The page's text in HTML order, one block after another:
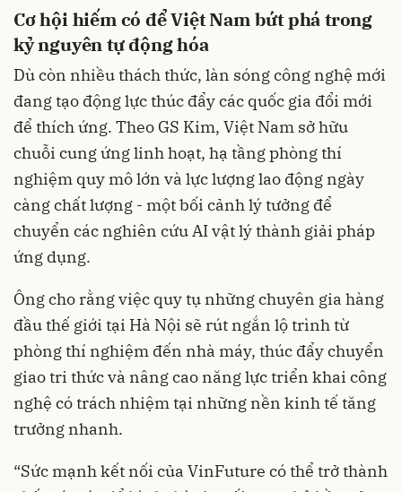
Cơ hội hiếm có để Việt Nam bứt phá trong
kỷ nguyên tự động hóa
Dù còn nhiều thách thức, làn sóng công nghệ mới
đang tạo động lực thúc đẩy các quốc gia đổi mới
để thích ứng. Theo GS Kim, Việt Nam sở hữu
chuỗi cung ứng linh hoạt, hạ tầng phòng thí
nghiệm quy mô lớn và lực lượng lao động ngày
càng chất lượng - một bối cảnh lý tưởng để
chuyển các nghiên cứu AI vật lý thành giải pháp
ứng dụng.
Ông cho rằng việc quy tụ những chuyên gia hàng
đầu thế giới tại Hà Nội sẽ rút ngắn lộ trình từ
phòng thí nghiệm đến nhà máy, thúc đẩy chuyển
giao tri thức và nâng cao năng lực triển khai công
nghệ có trách nhiệm tại những nền kinh tế tăng
trưởng nhanh.
“Sức mạnh kết nối của VinFuture có thể trở thành